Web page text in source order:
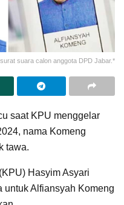
suara calon anggota DPD Jabar.*
saat KPU menggelar
nama Komeng
tawa.
Hasyim Asyari
untuk Alfiansyah Komeng